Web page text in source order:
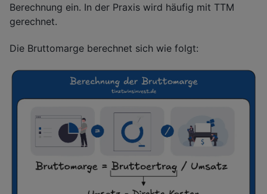
Berechnung ein. In der Praxis wird häufig mit TTM
gerechnet.
Die Bruttomarge berechnet sich wie folgt: